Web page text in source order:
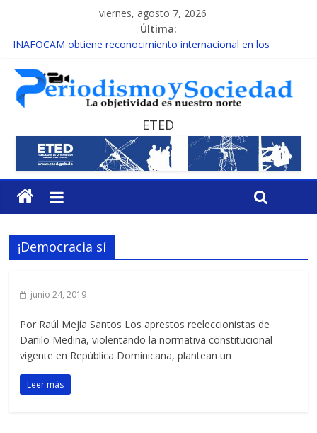
viernes, agosto 7, 2026
Última:
INAFOCAM obtiene reconocimiento internacional en los
15 de febrero de cada año es Día Nacional de la lucha contra el
cáncer infantil
EL ENFOQUE UNILATERAL DE LA COALICIÓN
MESCyT y Universidad Albizu apoyarán rehabilitación de
reclusos
MESCyT presenta calendario de Consulta Nacional por la
Educación
ETED
¡Democracia sí
junio 24, 2019
Por Raúl Mejía Santos Los aprestos reeleccionistas de
Danilo Medina, violentando la normativa constitucional
vigente en República Dominicana, plantean un
Leer más